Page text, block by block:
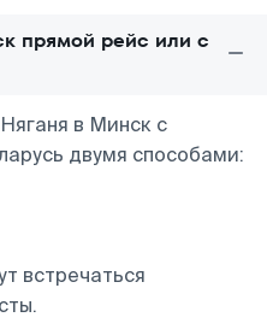
прямой рейс или с
в Минск с
двумя способами:
встречаться